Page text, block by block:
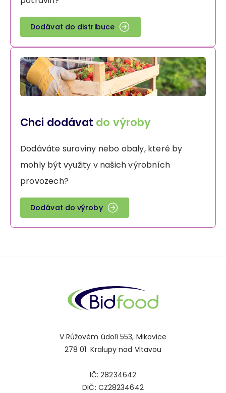
Dodávat do distribuce
Chci dodávat do výroby
Dodáváte suroviny nebo obaly, které by
mohly být využity v našich výrobních
provozech?
Dodávat do výroby
V Růžovém údolí 553, Mikovice
278 01 Kralupy nad Vltavou
IČ: 28234642
DIČ: CZ28234642